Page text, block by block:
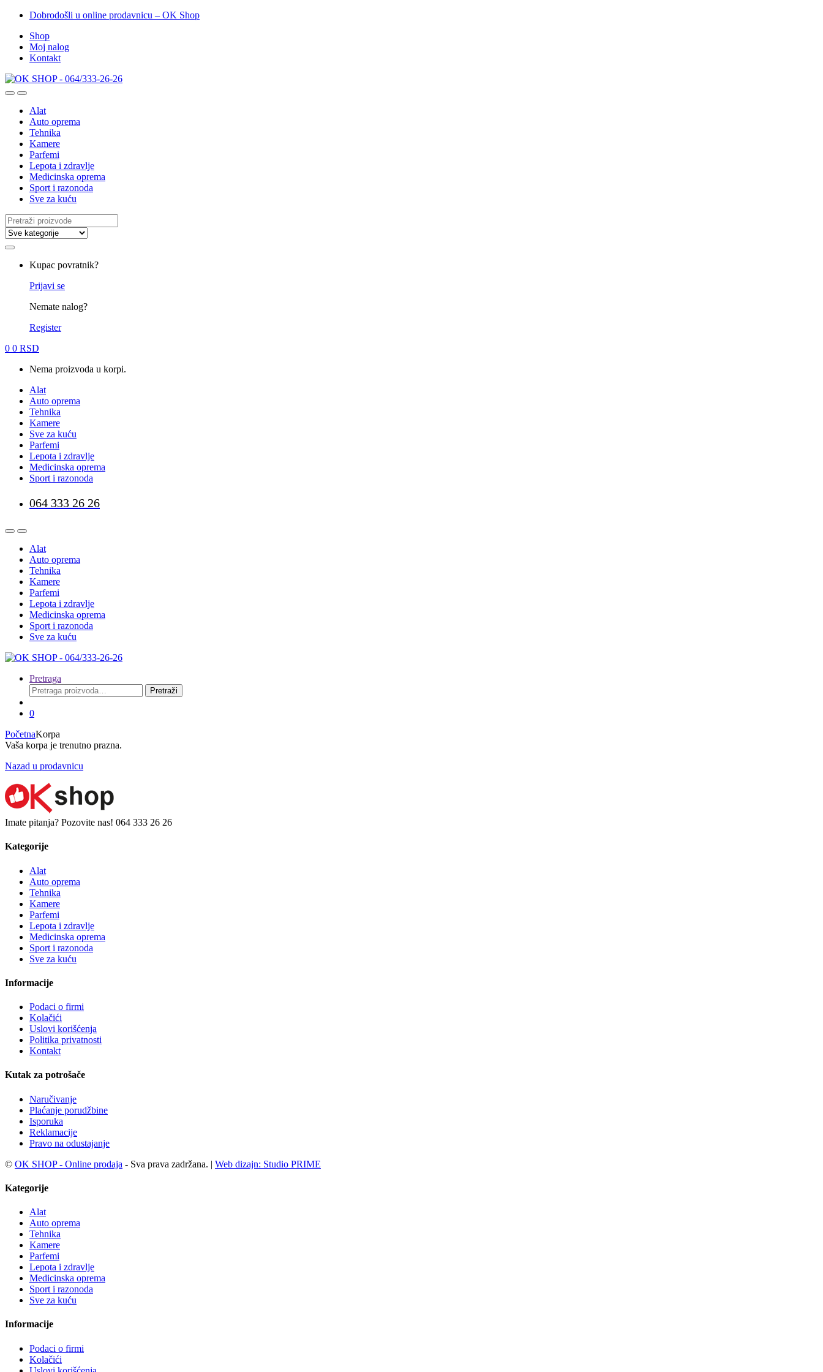
Dobrodošli u online prodavnicu – OK Shop
Shop
Moj nalog
Kontakt
Alat
Auto oprema
Tehnika
Kamere
Parfemi
Lepota i zdravlje
Medicinska oprema
Sport i razonoda
Sve za kuću
Search
for:
Kupac povratnik?
Prijavi se
Nemate nalog?
Register
0 0 RSD
Nema proizvoda u korpi.
Alat
Auto oprema
Tehnika
Kamere
Sve za kuću
Parfemi
Lepota i zdravlje
Medicinska oprema
Sport i razonoda
064 333 26 26
Alat
Auto oprema
Tehnika
Kamere
Parfemi
Lepota i zdravlje
Medicinska oprema
Sport i razonoda
Sve za kuću
Pretraga
Pretraga
za:
Pretraži
0
PočetnaKorpa
Vaša korpa je trenutno prazna.
Nazad u prodavnicu
Imate pitanja? Pozovite nas! 064 333 26 26
Kategorije
Alat
Auto oprema
Tehnika
Kamere
Parfemi
Lepota i zdravlje
Medicinska oprema
Sport i razonoda
Sve za kuću
Informacije
Podaci o firmi
Kolačići
Uslovi korišćenja
Politika privatnosti
Kontakt
Kutak za potrošače
Naručivanje
Plaćanje porudžbine
Isporuka
Reklamacije
Pravo na odustajanje
© OK SHOP - Online prodaja - Sva prava zadržana. | Web dizajn: Studio PRIME
Kategorije
Alat
Auto oprema
Tehnika
Kamere
Parfemi
Lepota i zdravlje
Medicinska oprema
Sport i razonoda
Sve za kuću
Informacije
Podaci o firmi
Kolačići